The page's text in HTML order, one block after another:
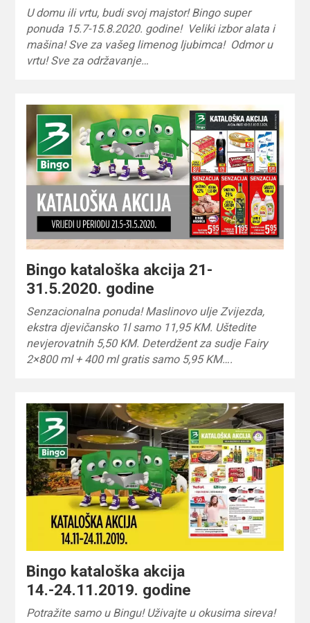
U domu ili vrtu, budi svoj majstor! Bingo super
ponuda 15.7-15.8.2020. godine! Veliki izbor alata i
mašina! Sve za vašeg limenog ljubimca! Odmor u
vrtu! Sve za održavanje…
Bingo kataloška akcija 21-
31.5.2020. godine
Senzacionalna ponuda! Maslinovo ulje Zvijezda,
ekstra djevičansko 1l samo 11,95 KM. Uštedite
nevjerovatnih 5,50 KM. Deterdžent za sudje Fairy
2×800 ml + 400 ml gratis samo 5,95 KM….
Bingo kataloška akcija
14.-24.11.2019. godine
Potražite samo u Bingu! Uživajte u okusima sireva!